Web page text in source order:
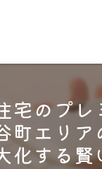
宅のプ
町エリア
化する賢